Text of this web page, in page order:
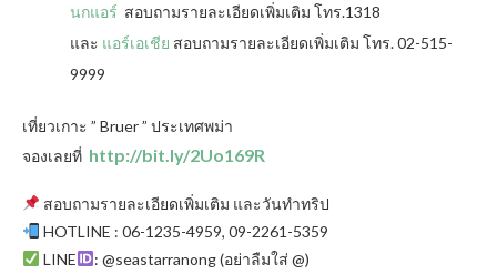
นกแอร์ สอบถามรายละเอียดเพิ่มเติม โทร.1318
และ แอร์เอเชีย สอบถามรายละเอียดเพิ่มเติม โทร. 02-515-
9999
เที่ยวเกาะ ” Bruer ” ประเทศพม่า
จองเลยที่ http://bit.ly/2Uo169R
สอบถามรายละเอียดเพิ่มเติม และวันทำทริป
HOTLINE : 06-1235-4959, 09-2261-5359
LINE
: @seastarranong (อย่าลืมใส่ @)